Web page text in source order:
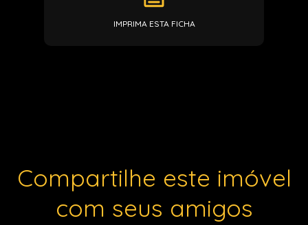
IMPRIMA ESTA FICHA
Compartilhe este imóvel
com seus amigos